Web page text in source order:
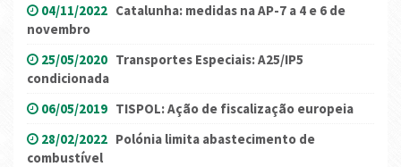
04/11/2022 Catalunha: medidas na AP-7 a 4 e 6 de
novembro
25/05/2020 Transportes Especiais: A25/IP5
condicionada
06/05/2019 TISPOL: Ação de fiscalização europeia
28/02/2022 Polónia limita abastecimento de
combustível